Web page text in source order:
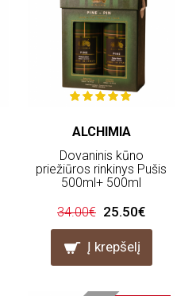
ALCHIMIA
Dovaninis kūno
priežiūros rinkinys Pušis
500ml+ 500ml
34.00€ 25.50€
Į krepšelį